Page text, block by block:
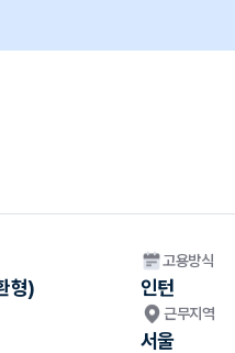
형)
고용방식
인턴
근무지역
서울